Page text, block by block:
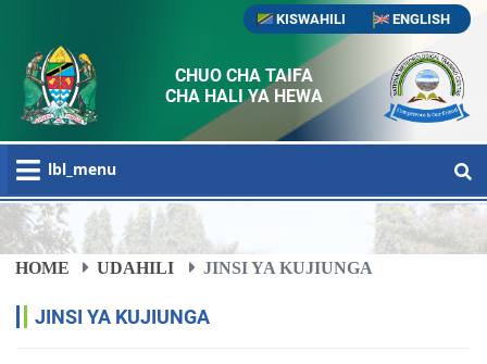
KISWAHILI ENGLISH
CHUO CHA TAIFA
CHA HALI YA HEWA
lbl_menu
HOME UDAHILI JINSI YA KUJIUNGA
JINSI YA KUJIUNGA